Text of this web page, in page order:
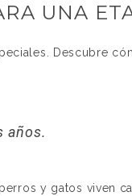
UNA
Descubre
años.
y gatos viven